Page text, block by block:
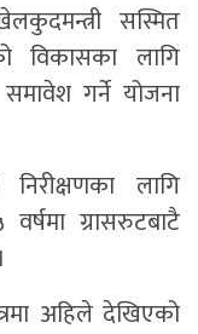
सस्मित
विकासका लागि
गर्ने योजना
लागि
ग्रासरुटबाटै
अहिले देखिएको